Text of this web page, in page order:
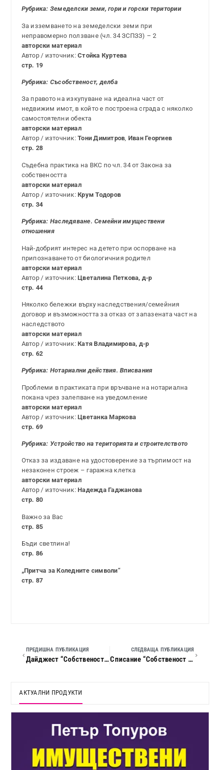
Рубрика: Земеделски земи, гори и горски територии
За изземването на земеделски земи при
неправомерно ползване (чл. 34 ЗСПЗЗ) – 2
авторски материал
Автор / източник:Стойка Куртева
стр. 19
Рубрика: Съсобственост, делба
За правото на изкупуване на идеална част от
недвижим имот, в който е построена сграда с няколко
самостоятелни обекта
авторски материал
Автор / източник:Тони Димитров, Иван Георгиев
стр. 28
Съдебна практика на ВКС по чл. 34 от Закона за
собствеността
авторски материал
Автор / източник:Крум Тодоров
стр. 34
Рубрика: Наследяване. Семейни имуществени
отношения
Най-добрият интерес на детето при оспорване на
припознаването от биологичния родител
авторски материал
Автор / източник:Цветалина Петкова, д-р
стр. 44
Няколко бележки върху наследствения/семейния
договор и възможността за отказ от запазената част на
наследството
авторски материал
Автор / източник:Катя Владимирова, д-р
стр. 62
Рубрика: Нотариални действия. Вписвания
Проблеми в практиката при връчване на нотариална
покана чрез залепване на уведомление
авторски материал
Автор / източник:Цветанка Маркова
стр. 69
Рубрика: Устройство на територията и строителството
Отказ за издаване на удостоверение за търпимост на
незаконен строеж – гаражна клетка
авторски материал
Автор / източник:Надежда Гаджанова
стр. 80
Важно за Вас
стр. 85
Бъди светлина!
стр. 86
„Притча за Коледните символи“
стр. 87
ПРЕДИШНА ПУБЛИКАЦИЯ
Дайджест “Собственост и право”, 2023 г., кн. 11
СЛЕДВАЩА ПУБЛИКАЦИЯ
Списание “Собственост и право”, 2024 г., кн. 01
АКТУАЛНИ ПРОДУКТИ